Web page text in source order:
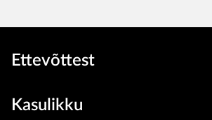
Ettevõttest
Kasulikku